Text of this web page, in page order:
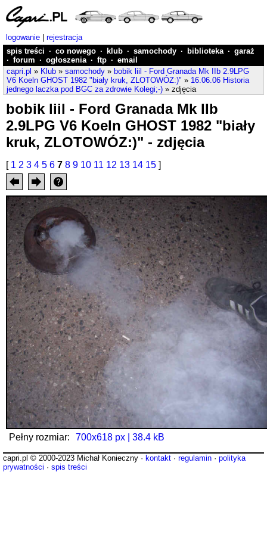
logowanie
rejestracja
spis treści · co nowego · klub · samochody · biblioteka · garaż
· forum · ogłoszenia · ftp · email
capri.pl » Klub » samochody » bobik liil - Ford Granada Mk IIb 2.9LPG
V6 Koeln GHOST 1982 "biały kruk, ZLOTOWÓZ:)" » 16.06.06 Historia
jednego laczka pod BGC za zdrowie Kolegi;-) » zdjęcia
bobik liil - Ford Granada Mk IIb
2.9LPG V6 Koeln GHOST 1982 "biały
kruk, ZLOTOWÓZ:)" - zdjęcia
[ 1 2 3 4 5 6 7 8 9 10 11 12 13 14 15 ]
Pełny rozmiar: 700x618 px | 38.4 kB
capri.pl © 2000-2023 Michał Konieczny · kontakt · regulamin · polityka
prywatności · spis treści